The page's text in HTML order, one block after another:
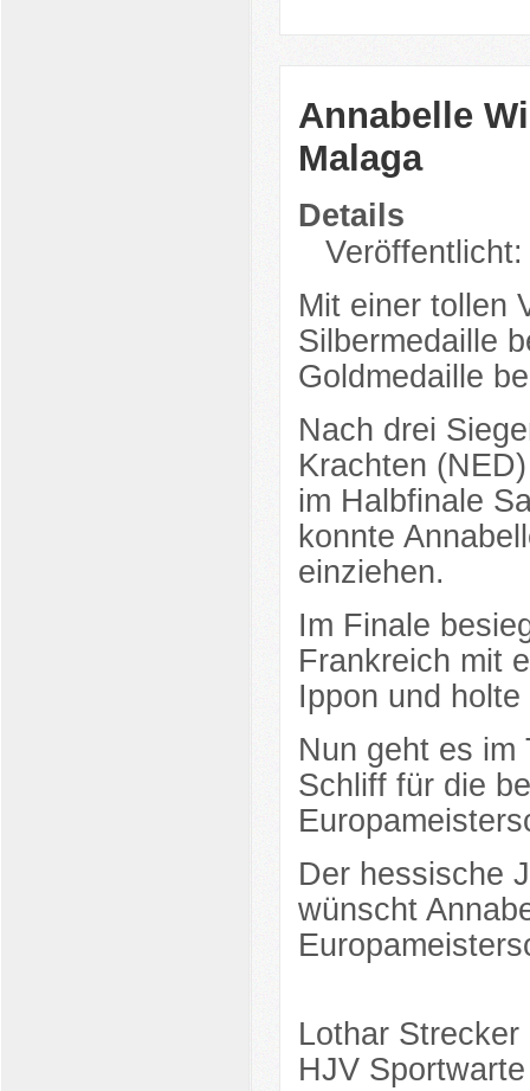
Annabelle
Malaga
Details
Mit einer tollen
Silbermedaille
Goldmedaille
Nach drei
Krachten
im Halbfinale
konnte
einziehen.
Im Finale
Frankreich mit
Ippon und
Nun geht es im
Schliff für die
Der hessische
wünscht
Lothar
HJV Sportwarte